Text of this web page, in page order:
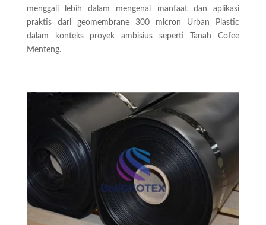
menggali lebih dalam mengenai manfaat dan aplikasi
praktis dari geomembrane 300 micron Urban Plastic
dalam konteks proyek ambisius seperti Tanah Cofee
Menteng.